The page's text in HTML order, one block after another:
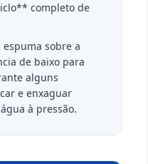
completo de
espuma sobre a
de baixo para
alguns
e enxaguar
à pressão.